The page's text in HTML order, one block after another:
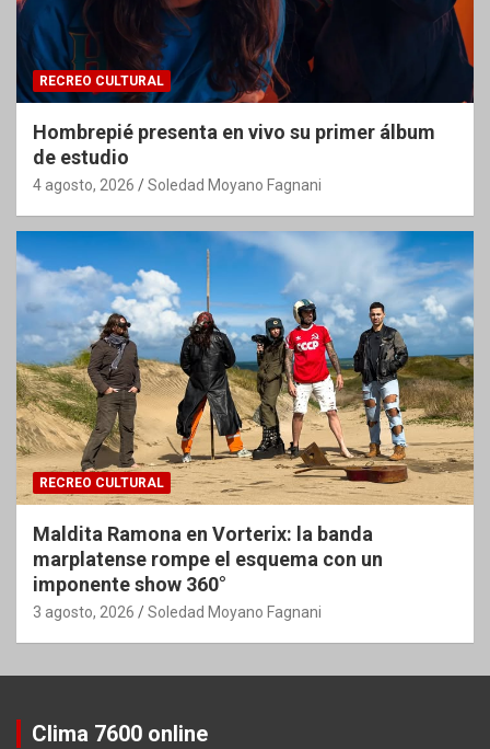
RECREO CULTURAL
Hombrepié presenta en vivo su primer álbum
de estudio
4 agosto, 2026 Soledad Moyano Fagnani
RECREO CULTURAL
Maldita Ramona en Vorterix: la banda
marplatense rompe el esquema con un
imponente show 360°
3 agosto, 2026 Soledad Moyano Fagnani
Clima 7600 online